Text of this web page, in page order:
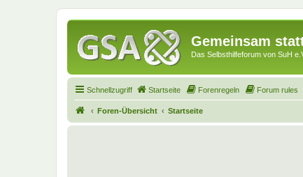
Gemeinsam
Das Selbsthilfeforum von SuH
Schnellzugriff Startseite Forenregeln Forum rules
Foren-Übersicht Startseite